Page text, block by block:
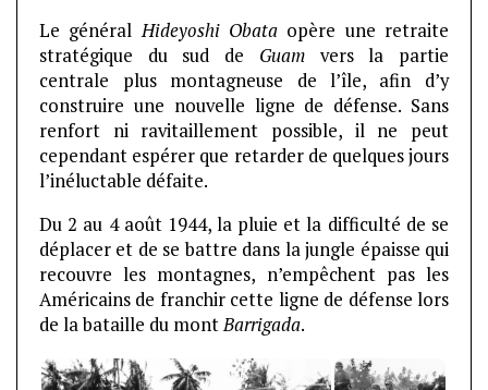
Le généralHideyoshi Obata opère une retraite
stratégique du sud de Guamvers la partie
centrale plus montagneuse de l’île, afin d’y
construire une nouvelle ligne de défense. Sans
renfort ni ravitaillement possible, il ne peut
cependant espérer que retarder de quelques jours
l’inéluctable défaite.
Du 2 au 4 août 1944, la pluie et la difficulté de se
déplacer et de se battre dans la jungle épaisse qui
recouvre les montagnes, n’empêchent pas les
Américains de franchir cette ligne de défense lors
de la bataille du montBarrigada.